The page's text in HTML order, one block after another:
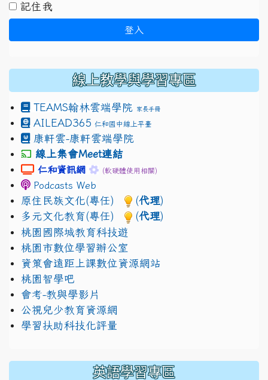
記住我
登入
線上教學與學習專區
TEAMS翰林雲端學院 家長手冊
AILEAD365 仁和國中線上平臺
康軒雲-康軒雲端學院
線上集會Meet連結
link to https://sites.google.com/
仁和資訊網 link to https://sites.google.com/
(軟硬體使用相關)
Podcasts Web
原住民族文化(專任) (代理)
多元文化教育(專任)
(代理)
桃園國際城教育科技遊
桃園市數位學習辦公室
資策會遠距上課數位資源網站
桃園智學吧
會考-教與學影片
公視兒少教育資源網
學習扶助科技化評量
英語學習專區